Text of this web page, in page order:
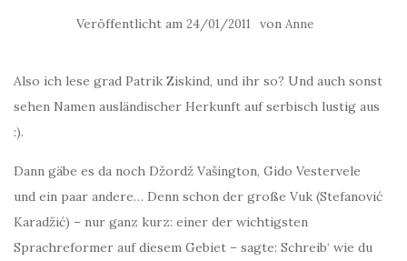
Veröffentlicht am 24/01/2011 von Anne
Also ich lese grad Patrik Ziskind, und ihr so? Und auch sonst
sehen Namen ausländischer Herkunft auf serbisch lustig aus
:).
Dann gäbe es da noch Džordž Vašington, Gido Vestervele
und ein paar andere… Denn schon der große Vuk (Stefanović
Karadžić) – nur ganz kurz: einer der wichtigsten
Sprachreformer auf diesem Gebiet – sagte: Schreib‘ wie du